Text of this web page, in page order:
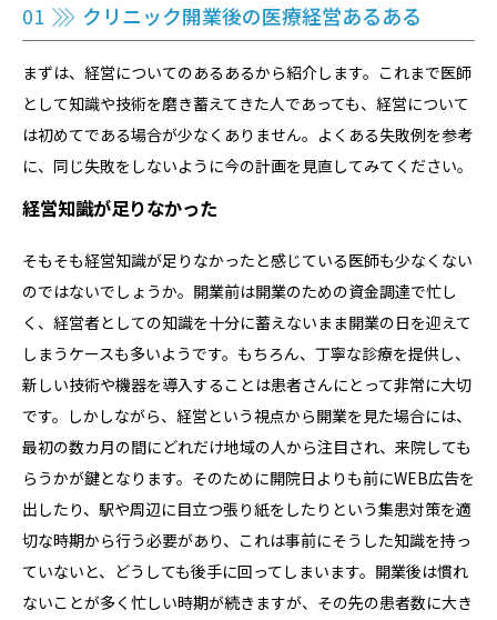
01 クリニック開業後の医療経営あるある
まずは、経営についてのあるあるから紹介します。これまで医師
として知識や技術を磨き蓄えてきた人であっても、経営について
は初めてである場合が少なくありません。よくある失敗例を参考
に、同じ失敗をしないように今の計画を見直してみてください。
経営知識が足りなかった
そもそも経営知識が足りなかったと感じている医師も少なくない
のではないでしょうか。開業前は開業のための資金調達で忙し
く、経営者としての知識を十分に蓄えないまま開業の日を迎えて
しまうケースも多いようです。もちろん、丁寧な診療を提供し、
新しい技術や機器を導入することは患者さんにとって非常に大切
です。しかしながら、経営という視点から開業を見た場合には、
最初の数カ月の間にどれだけ地域の人から注目され、来院しても
らうかが鍵となります。そのために開院日よりも前にWEB広告を
出したり、駅や周辺に目立つ張り紙をしたりという集患対策を適
切な時期から行う必要があり、これは事前にそうした知識を持っ
ていないと、どうしても後手に回ってしまいます。開業後は慣れ
ないことが多く忙しい時期が続きますが、その先の患者数に大き